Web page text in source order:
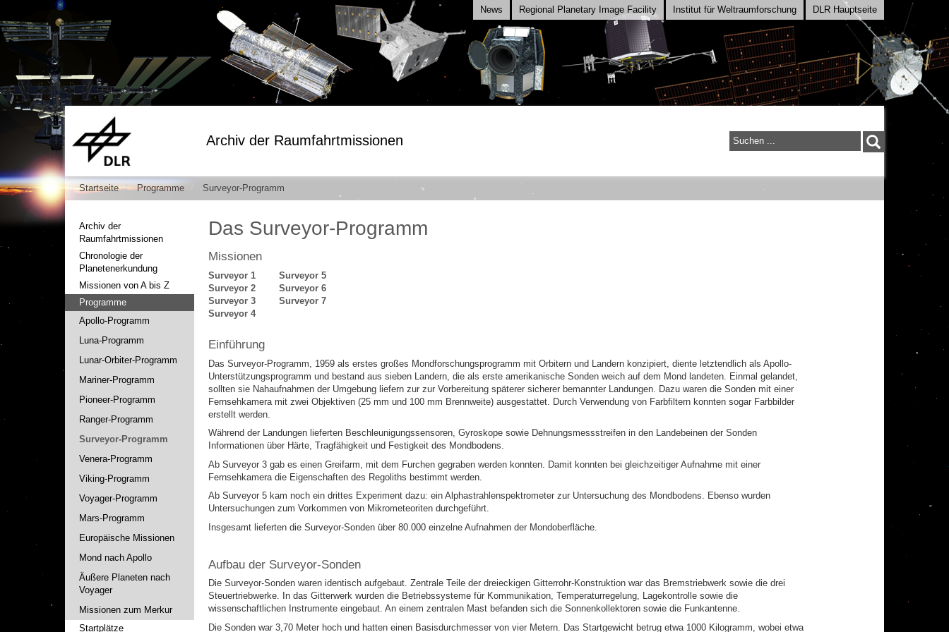
Archiv der Raumfahrtmissionen
Suchen
Startseite Programme Surveyor-Programm
Archiv der
Raumfahrtmissionen
Chronologie der
Planetenerkundung
Missionen von A bis Z
Programme
Apollo-Programm
Luna-Programm
Lunar-Orbiter-Programm
Mariner-Programm
Pioneer-Programm
Ranger-Programm
Surveyor-Programm
Venera-Programm
Viking-Programm
Voyager-Programm
Mars-Programm
Europäische Missionen
Mond nach Apollo
Äußere Planeten nach
Voyager
Missionen zum Merkur
Startplätze
Das Surveyor-Programm
Missionen
Surveyor 1
Surveyor 2
Surveyor 3
Surveyor 4
Surveyor 5
Surveyor 6
Surveyor 7
Einführung
Das Surveyor-Programm, 1959 als erstes großes Mondforschungsprogramm mit Orbitern und Landern konzipiert, diente letztendlich als Apollo-
Unterstützungsprogramm und bestand aus sieben Landern, die als erste amerikanische Sonden weich auf dem Mond landeten. Einmal gelandet,
sollten sie Nahaufnahmen der Umgebung liefern zur zur Vorbereitung späterer sicherer bemannter Landungen. Dazu waren die Sonden mit einer
Fernsehkamera mit zwei Objektiven (25 mm und 100 mm Brennweite) ausgestattet. Durch Verwendung von Farbfiltern konnten sogar Farbbilder
erstellt werden.
Während der Landungen lieferten Beschleunigungssensoren, Gyroskope sowie Dehnungsmessstreifen in den Landebeinen der Sonden
Informationen über Härte, Tragfähigkeit und Festigkeit des Mondbodens.
Ab Surveyor 3 gab es einen Greifarm, mit dem Furchen gegraben werden konnten. Damit konnten bei gleichzeitiger Aufnahme mit einer
Fernsehkamera die Eigenschaften des Regoliths bestimmt werden.
Ab Surveyor 5 kam noch ein drittes Experiment dazu: ein Alphastrahlenspektrometer zur Untersuchung des Mondbodens. Ebenso wurden
Untersuchungen zum Vorkommen von Mikrometeoriten durchgeführt.
Insgesamt lieferten die Surveyor-Sonden über 80.000 einzelne Aufnahmen der Mondoberfläche.
Aufbau der Surveyor-Sonden
Die Surveyor-Sonden waren identisch aufgebaut. Zentrale Teile der dreieckigen Gitterrohr-Konstruktion war das Bremstriebwerk sowie die drei
Steuertriebwerke. In das Gitterwerk wurden die Betriebssysteme für Kommunikation, Temperaturregelung, Lagekontrolle sowie die
wissenschaftlichen Instrumente eingebaut. An einem zentralen Mast befanden sich die Sonnenkollektoren sowie die Funkantenne.
Die Sonden war 3,70 Meter hoch und hatten einen Basisdurchmesser von vier Metern. Das Startgewicht betrug etwa 1000 Kilogramm, wobei etwa
News Regional Planetary Image Facility Institut für Weltraumforschung DLR Hauptseite